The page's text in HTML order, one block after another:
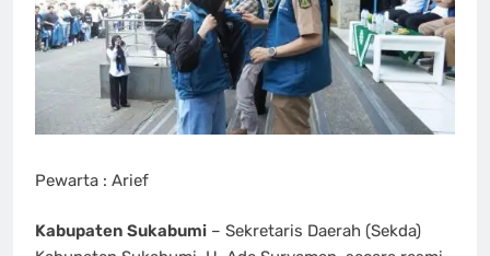
Pewarta : Arief
Kabupaten Sukabumi – Sekretaris Daerah (Sekda)